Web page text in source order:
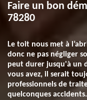
Faire un bon
78280
Le toit nous met à
donc ne pas négliger
peut durer jusqu'à un
vous avez, il serait
professionnels de
quelconques